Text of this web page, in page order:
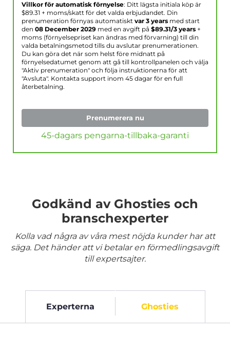
Villkor för automatisk förnyelse: Ditt lägsta initiala köp är
$89.31 + moms/skatt för det valda erbjudandet. Din
prenumeration förnyas automatiskt var 3 years med start
den 08 December 2029 med en avgift på $89.31/3 years +
moms (förnyelsepriset kan ändras med förvarning) till din
valda betalningsmetod tills du avslutar prenumerationen.
Du kan göra det när som helst före midnatt på
förnyelsedatumet genom att gå till kontrollpanelen och välja
"Aktiv prenumeration" och följa instruktionerna för att
"Avsluta". Kontakta support inom 45 dagar för en full
återbetalning.
Prenumerera nu
45-dagars pengarna-tillbaka-garanti
Godkänd av Ghosties och
branschexperter
Kolla vad några av våra mest nöjda kunder har att
säga. Det händer att vi betalar en förmedlingsavgift
till expertsajter.
Experterna Ghosties